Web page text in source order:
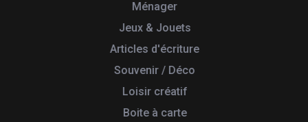
Ménager
Jeux & Jouets
Articles d'écriture
Souvenir / Déco
Loisir créatif
Boite à carte